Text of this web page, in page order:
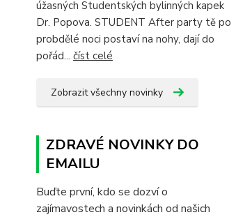
úžasných Studentských bylinných kapek
Dr. Popova. STUDENT After party tě po
probdělé noci postaví na nohy, dají do
pořád... číst celé
Zobrazit všechny novinky
ZDRAVÉ NOVINKY DO
EMAILU
Buďte první, kdo se dozví o
zajímavostech a novinkách od našich